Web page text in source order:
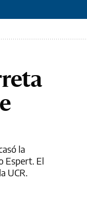
la
Espert. El
UCR.